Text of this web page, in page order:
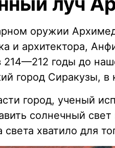
оружии
и архитектора,
годы до
город Сиракузы,
город, ученый
солнечный
света хватило для